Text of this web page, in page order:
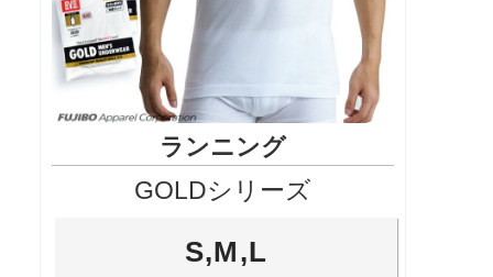
ランニング
GOLDシリーズ
S,M,L